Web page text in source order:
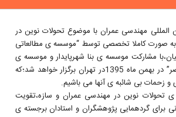
المللی مهندسی عمران با موضوع تحولات نوین در
صورت کاملا تخصصی توسط “موسسه ی مطالعاتی
مشارکت موسسه ی بنا شهرپایدار و موسسه ی
فرهنگی هنری سلوی نصر” در بهمن ماه 1395در تهران برگزار خواهد شد؛که
و زحمات بی شائبه ی آنها می باشیم.
ی تحولات نوین در مهندسی عمران و سازه،تقویت
برای گردهمایی پژوهشگران و استادان برجسته ی